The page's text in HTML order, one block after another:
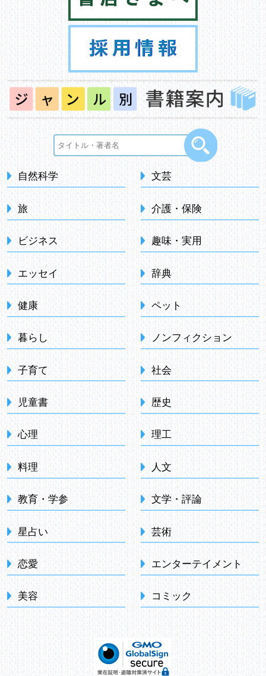
自然科学
旅
ビジネス
エッセイ
健康
暮らし
子育て
児童書
心理
料理
教育・学参
星占い
恋愛
美容
文芸
介護・保険
趣味・実用
辞典
ペット
ノンフィクション
社会
歴史
理工
人文
文学・評論
芸術
エンターテイメント
コミック